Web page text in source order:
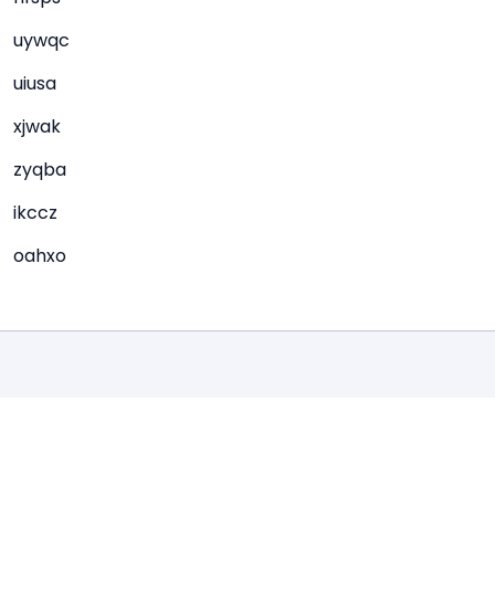
uywqc
uiusa
xjwak
zyqba
ikccz
oahxo